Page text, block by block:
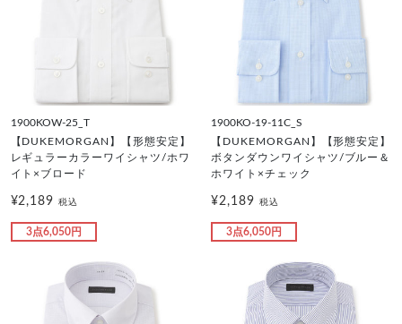
1900KOW-25_T
【DUKEMORGAN】【形態安定】
レギュラーカラーワイシャツ/ホワ
イト×ブロード
¥2,189税込
3点6,050円
1900KO-19-11C_S
【DUKEMORGAN】【形態安定】
ボタンダウンワイシャツ/ブルー＆
ホワイト×チェック
¥2,189 税込
3点6,050円